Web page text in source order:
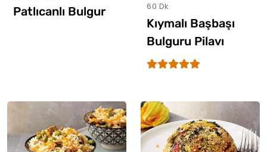
Patlıcanlı Bulgur
60 Dk
Kıymalı Başbaşı
Bulguru Pilavı